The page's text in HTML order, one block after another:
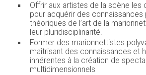
Offrir aux artistes de la scène les
pour acquérir des connaissances
théoriques de l’art de la
leur pluridisciplinarité.
Former des marionnettistes
maîtrisant des connaissances et
inhérentes à la création de
multidimensionnels